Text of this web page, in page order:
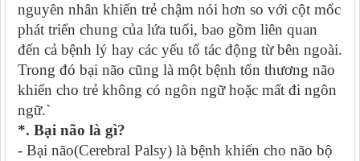
nguyên nhân khiến trẻ chậm nói hơn so với cột mốc
phát triển chung của lứa tuổi, bao gồm liên quan
đến cả bệnh lý hay các yếu tố tác động từ bên ngoài.
Trong đó bại não cũng là một bệnh tổn thương não
khiến cho trẻ không có ngôn ngữ hoặc mất đi ngôn
ngữ.`
*. Bại não là gì?
- Bại não(Cerebral Palsy) là bệnh khiến cho não bộ